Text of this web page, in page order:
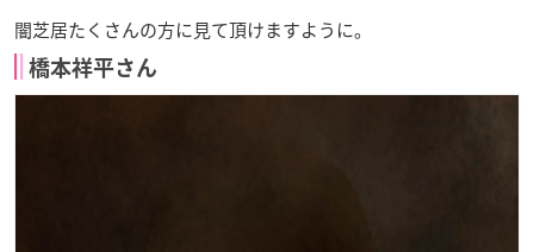
闇芝居たくさんの方に見て頂けますように。
橋本祥平さん